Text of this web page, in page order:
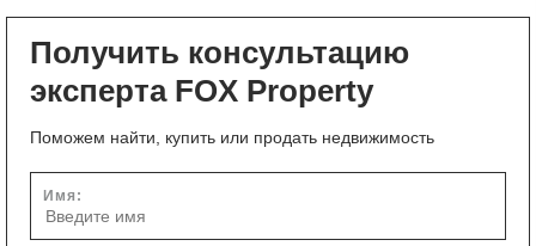
Получить консультацию
эксперта FOX Property
Поможем найти, купить или продать недвижимость
Имя: